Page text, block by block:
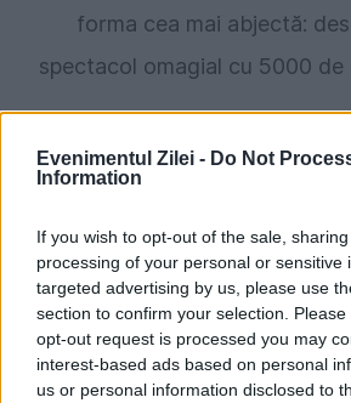
Evenimentul Zilei - Do Not
Information
If you wish to opt-out of the sale,
processing of your personal or sensitive
targeted advertising by us, please use
section to confirm your selection.
opt-out request is processed you may
interest-based ads based on personal
us or personal information disclosed to
forma cea mai abjectă:
spectacol omagial cu 5000
SOCIAL